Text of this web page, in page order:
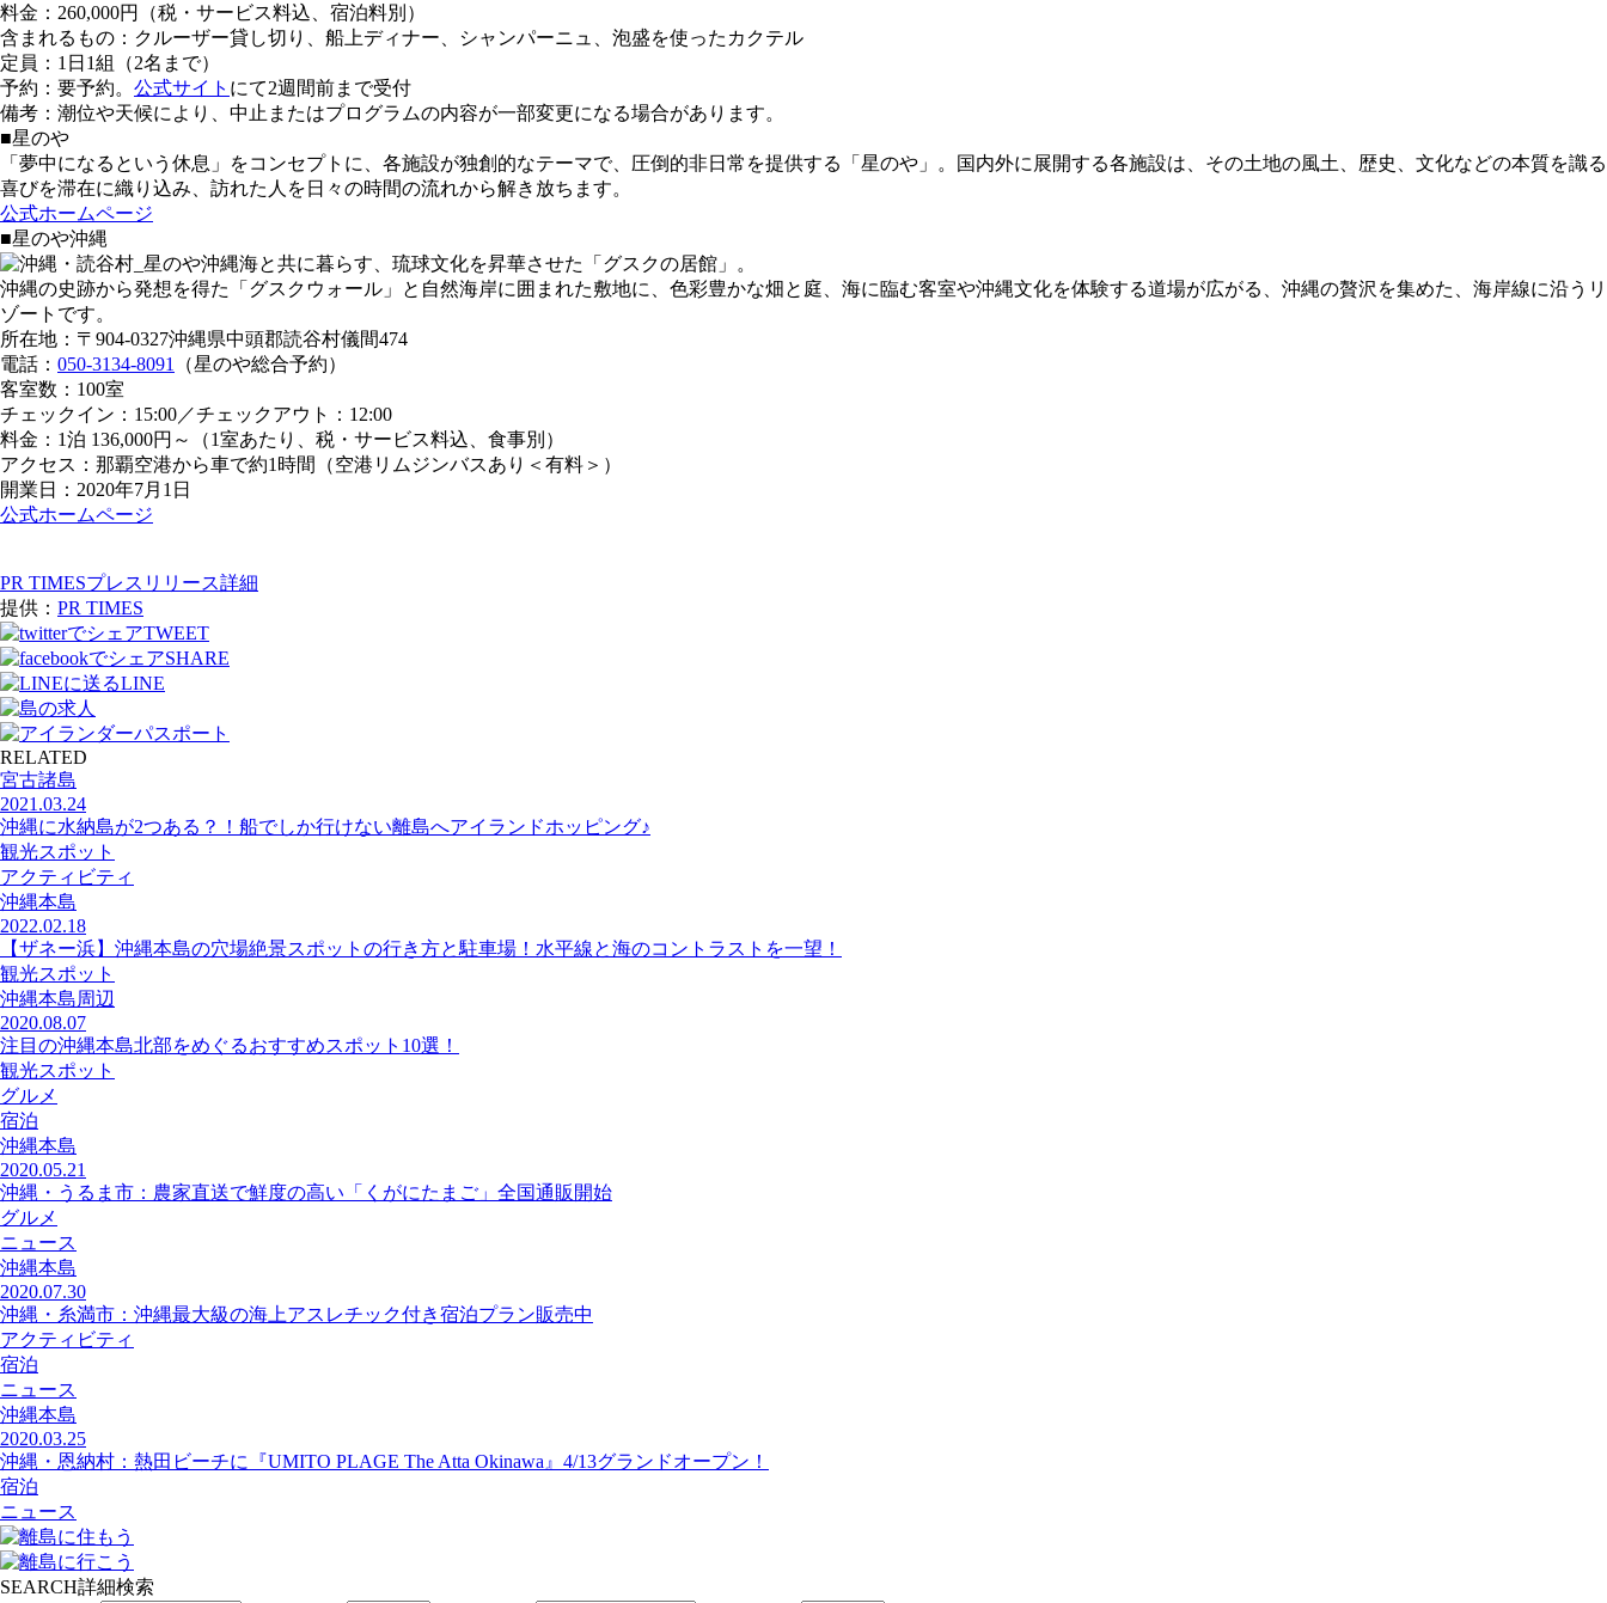
料金：260,000円（税・サービス料込、宿泊料別）
含まれるもの：クルーザー貸し切り、船上ディナー、シャンパーニュ、泡盛を使ったカクテル
定員：1日1組（2名まで）
予約：要予約。 公式サイト にて2週間前まで受付
備考：潮位や天候により、中止またはプログラムの内容が一部変更になる場合があります。
■星のや
「夢中になるという休息」をコンセプトに、各施設が独創的なテーマで、圧倒的非日常を提供する「星のや」。国内外に展開する各施設は、その土地の風土、歴史、文化などの本質を識る
喜びを滞在に織り込み、訪れた人を日々の時間の流れから解き放ちます。
公式ホームページ
■星のや沖縄
海と共に暮らす、琉球文化を昇華させた「グスクの居館」。
沖縄の史跡から発想を得た「グスクウォール」と自然海岸に囲まれた敷地に、色彩豊かな畑と庭、海に臨む客室や沖縄文化を体験する道場が広がる、沖縄の贅沢を集めた、海岸線に沿うリ
ゾートです。
所在地：〒904-0327沖縄県中頭郡読谷村儀間474
電話： 050-3134-8091
（星のや総合予約）
客室数：100室
チェックイン：15:00／チェックアウト：12:00
料金：1泊 136,000円～（1室あたり、税・サービス料込、食事別）
アクセス：那覇空港から車で約1時間（空港リムジンバスあり＜有料＞）
開業日：2020年7月1日
公式ホームページ
PR TIMESプレスリリース詳細
提供： PR TIMES
TWEET
SHARE
LINE
RELATED
宮古諸島
2021.03.24
沖縄に水納島が2つある？！船でしか行けない離島へアイランドホッピング♪
観光スポット
アクティビティ
沖縄本島
2022.02.18
【ザネー浜】沖縄本島の穴場絶景スポットの行き方と駐車場！水平線と海のコントラストを一望！
観光スポット
沖縄本島周辺
2020.08.07
注目の沖縄本島北部をめぐるおすすめスポット10選！
観光スポット
グルメ
宿泊
沖縄本島
2020.05.21
沖縄・うるま市：農家直送で鮮度の高い「くがにたまご」全国通販開始
グルメ
ニュース
沖縄本島
2020.07.30
沖縄・糸満市：沖縄最大級の海上アスレチック付き宿泊プラン販売中
アクティビティ
宿泊
ニュース
沖縄本島
2020.03.25
沖縄・恩納村：熱田ビーチに『UMITO PLAGE The Atta Okinawa』4/13グランドオープン！
宿泊
ニュース
SEARCH詳細検索